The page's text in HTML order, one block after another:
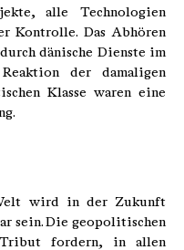
alle Technologien
Kontrolle. Das Abhören
dänische Dienste im
der damaligen
Klasse waren eine
wird in der Zukunft
sein. Die geopolitischen
Tribut fordern, in allen